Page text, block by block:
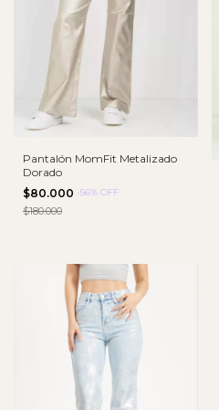
Pantalón MomFit Metalizado
Dorado
$80.000 -56% OFF
$180.000